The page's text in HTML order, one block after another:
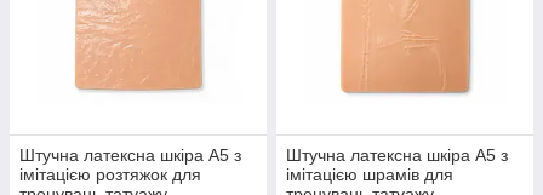
Штучна латексна шкіра A5 з
імітацією розтяжок для
Штучна латексна шкіра A5 з
імітацією шрамів для